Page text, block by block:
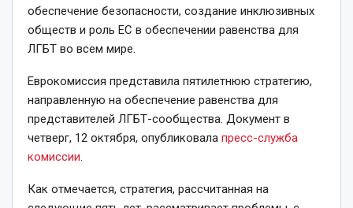
обеспечение безопасности, создание инклюзивных
обществ и роль ЕС в обеспечении равенства для
ЛГБТ во всем мире.
Еврокомиссия представила пятилетнюю стратегию,
направленную на обеспечение равенства для
представителей ЛГБТ-сообщества. Документ в
четверг, 12 октября, опубликовала пресс-служба
комиссии.
Как отмечается, стратегия, рассчитанная на